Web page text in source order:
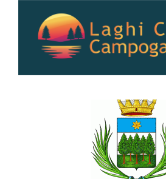
contenuto